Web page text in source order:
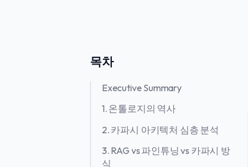
목차
Executive Summary
1. 온톨로지의 역사
2. 카파시 아키텍처 심층 분석
3. RAG vs 파인튜닝 vs 카파시 방
식